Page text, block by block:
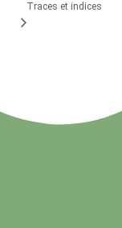
Traces et indices